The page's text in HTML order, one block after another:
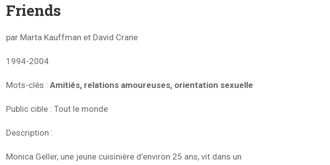
Friends
par Marta Kauffman et David Crane
1994-2004
Mots-clés : Amitiés, relations amoureuses, orientation sexuelle
Public cible : Tout le monde
Description :
Monica Geller, une jeune cuisinière d’environ 25 ans, vit dans un